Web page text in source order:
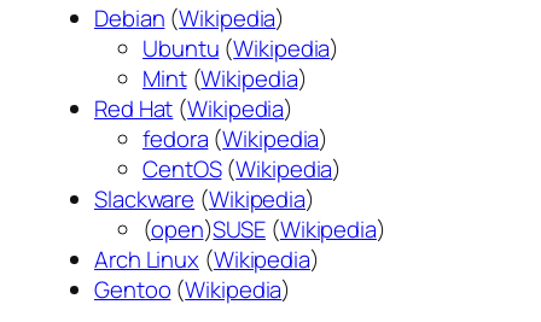
Debian (Wikipedia)
Ubuntu (Wikipedia)
Mint(Wikipedia)
Red Hat (Wikipedia)
fedora (Wikipedia)
CentOS(Wikipedia)
Slackware (Wikipedia)
(open)SUSE (Wikipedia)
Arch Linux (Wikipedia)
Gentoo (Wikipedia)